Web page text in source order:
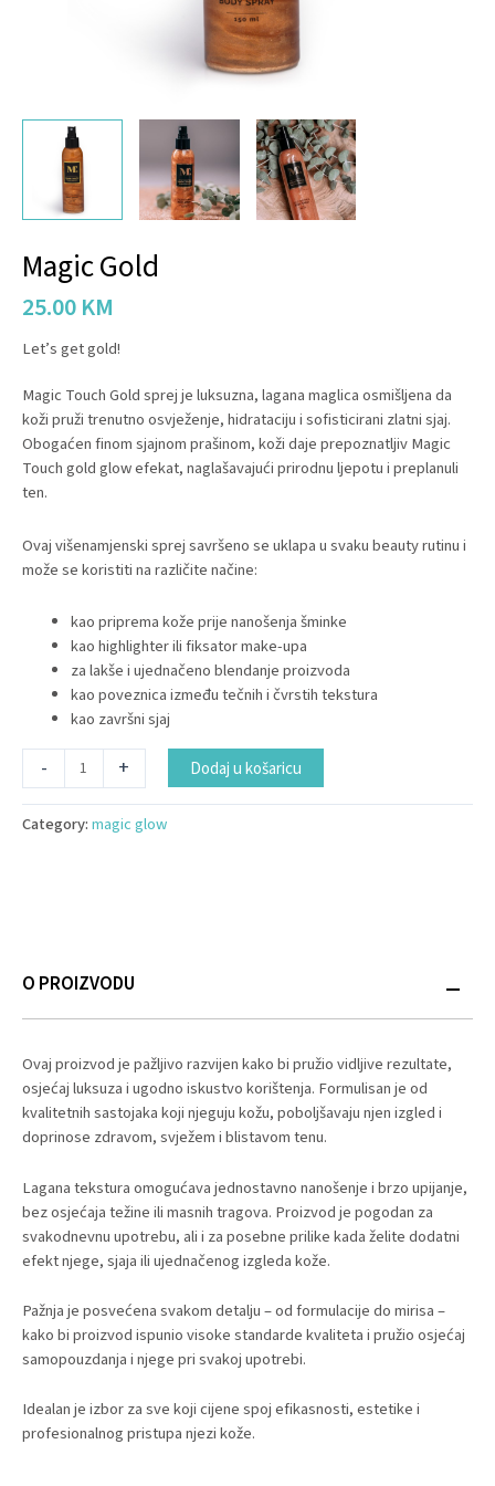
Magic Gold
25.00KM
Let’s get gold!
Magic Touch Gold sprej je luksuzna, lagana maglica osmišljena da
koži pruži trenutno osvježenje, hidrataciju i sofisticirani zlatni sjaj.
Obogaćen finom sjajnom prašinom, koži daje prepoznatljiv Magic
Touch gold glow efekat, naglašavajući prirodnu ljepotu i preplanuli
ten.
Ovaj višenamjenski sprej savršeno se uklapa u svaku beauty rutinu i
može se koristiti na različite načine:
kao priprema kože prije nanošenja šminke
kao highlighter ili fiksator make-upa
za lakše i ujednačeno blendanje proizvoda
kao poveznica između tečnih i čvrstih tekstura
kao završni sjaj
- + Dodaj u košaricu
Category:magic glow
O PROIZVODU
Ovaj proizvod je pažljivo razvijen kako bi pružio vidljive rezultate,
osjećaj luksuza i ugodno iskustvo korištenja. Formulisan je od
kvalitetnih sastojaka koji njeguju kožu, poboljšavaju njen izgled i
doprinose zdravom, svježem i blistavom tenu.
Lagana tekstura omogućava jednostavno nanošenje i brzo upijanje,
bez osjećaja težine ili masnih tragova. Proizvod je pogodan za
svakodnevnu upotrebu, ali i za posebne prilike kada želite dodatni
efekt njege, sjaja ili ujednačenog izgleda kože.
Pažnja je posvećena svakom detalju – od formulacije do mirisa –
kako bi proizvod ispunio visoke standarde kvaliteta i pružio osjećaj
samopouzdanja i njege pri svakoj upotrebi.
Idealan je izbor za sve koji cijene spoj efikasnosti, estetike i
profesionalnog pristupa njezi kože.